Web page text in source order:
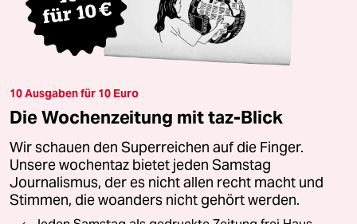
10 Ausgaben für 10 Euro
Die Wochenzeitung mit taz-Blick
Wir schauen den Superreichen auf die Finger.
Unsere wochentaz bietet jeden Samstag
Journalismus, der es nicht allen recht macht und
Stimmen, die woanders nicht gehört werden.